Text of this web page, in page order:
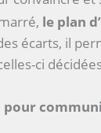
le plan
écarts, il
ci
pour